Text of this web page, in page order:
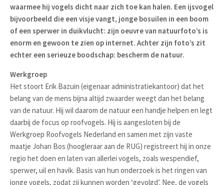
waarmee hij vogels dicht naar zich toe kan halen. Een ijsvogel
bijvoorbeeld die een visje vangt, jonge bosuilen in een boom
of een sperwer in duikvlucht: zijn oeuvre van natuurfoto’s is
enorm en gewoon te zien op internet. Achter zijn foto’s zit
echter een serieuze boodschap: bescherm de natuur.
Werkgroep
Het stoort Erik Bazuin (eigenaar administratiekantoor) dat het
belang van de mens bijna altijd zwaarder weegt dan het belang
van de natuur. Hij wil daarom de natuur een handje helpen en legt
daarbij de focus op roofvogels. Hij is aangesloten bij de
Werkgroep Roofvogels Nederland en samen met zijn vaste
maatje Johan Bos (hoogleraar aan de RUG) registreert hij in onze
regio het doen en laten van allerlei vogels, zoals wespendief,
sperwer, uil en havik. Basis van hun onderzoek is het ringen van
jonge vogels, zodat zij kunnen worden ‘gevolgd’. Nee, de vogels